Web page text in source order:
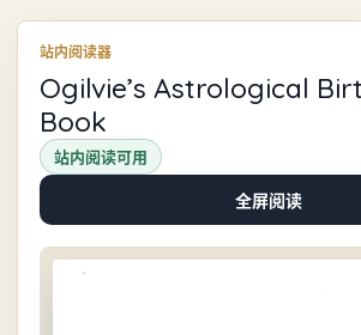
站内阅读器
Ogilvie’s Astrological
Book
站内阅读可用
全屏阅读